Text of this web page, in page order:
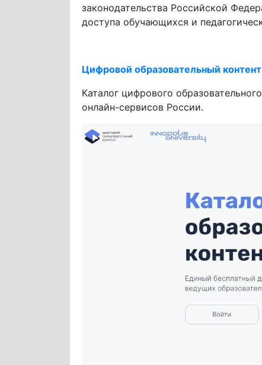
законодательства Российской
доступа обучающихся и
Цифровой образовательный контент
Каталог цифрового
онлайн-сервисов России.